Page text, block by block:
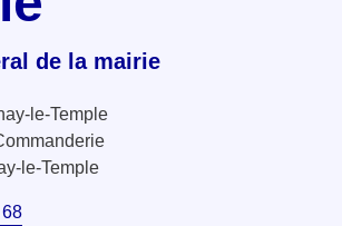
de la mairie
le-Temple
le-Temple